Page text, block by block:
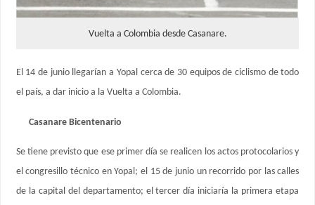
Vuelta a Colombia desde Casanare.
El 14 de junio llegarían a Yopal cerca de 30 equipos de ciclismo de todo
el país, a dar inicio a la Vuelta a Colombia.
Casanare Bicentenario
Se tiene previsto que ese primer día se realicen los actos protocolarios y
el congresillo técnico en Yopal; el 15 de junio un recorrido por las calles
de la capital del departamento; el tercer día iniciaría la primera etapa